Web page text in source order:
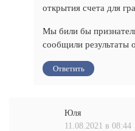
открытия счета для
Мы били бы
сообщили результаты
Ответить
Юля
11.08.2021 в 08:44